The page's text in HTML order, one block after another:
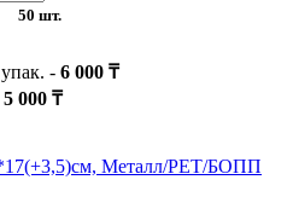
50 шт.
упак. - 6 000 ₸
5 000 ₸